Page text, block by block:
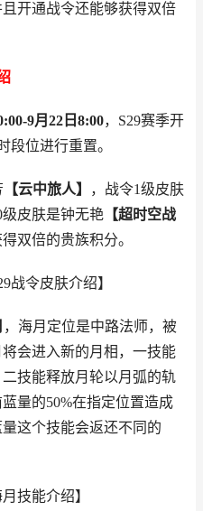
开通战令还能够获得双倍
9月22日8:00，S29赛季开
段位进行重置。
【云中旅人】
，战令1级皮肤
级皮肤是钟无艳 【超时空战
双倍的贵族积分。
战令皮肤介绍】
，海月定位是中路法师，被
会进入新的月相，一技能
技能释放月轮以月弧的轨
量的50%在指定位置造成
这个技能会返还不同的
技能介绍】